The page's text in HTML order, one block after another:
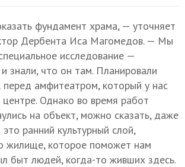
фундамент храма, — уточняет
Дербента Иса Магомедов. — Мы
исследование —
знали, что он там. Планировали
перед амфитеатром, который у нас
центре. Однако во время работ
на объект, можно сказать, даже
ранний культурный слой,
жилище, которое поможет нам
быт людей, когда-то живших здесь.